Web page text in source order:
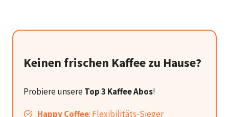
Keinen frischen Kaffee zu Hause?
Probiere unsereTop 3 Kaffee Abos!
Happy Coffee: Flexibilitäts-Sieger